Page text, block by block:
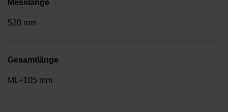
Messlänge
520 mm
Gesamtlänge
ML+105 mm